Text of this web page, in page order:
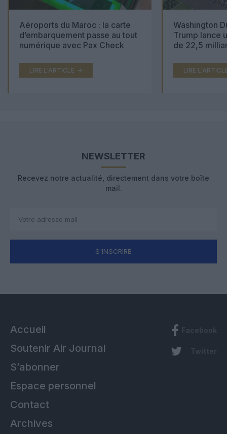
Aéroports du Maroc : la carte
d’embarquement passe au tout
numérique avec Pax Check
LIRE L'ARTICLE
Washington
Trump lance
de 22,5
LIRE
NEWSLETTER
Recevez notre actualité, directement dans votre boîte
mail.
S'INSCRIRE
Accueil
Soutenir Air Journal
S’abonner
Espace personnel
Contact
Archives